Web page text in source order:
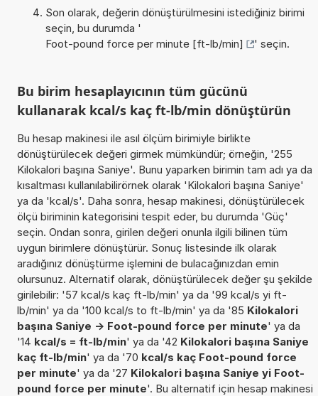
Son olarak, değerin dönüştürülmesini istediğiniz birimi
seçin, bu durumda '
Foot-pound force per minute [ft-lb/min]
' seçin.
Bu birim hesaplayıcının tüm gücünü
kullanarak kcal/s kaç ft-lb/min dönüştürün
Bu hesap makinesi ile asıl ölçüm birimiyle birlikte
dönüştürülecek değeri girmek mümkündür; örneğin, '255
Kilokalori başına Saniye'. Bunu yaparken birimin tam adı ya da
kısaltması kullanılabilirörnek olarak 'Kilokalori başına Saniye'
ya da 'kcal/s'. Daha sonra, hesap makinesi, dönüştürülecek
ölçü biriminin kategorisini tespit eder, bu durumda 'Güç'
seçin. Ondan sonra, girilen değeri onunla ilgili bilinen tüm
uygun birimlere dönüştürür. Sonuç listesinde ilk olarak
aradığınız dönüştürme işlemini de bulacağınızdan emin
olursunuz. Alternatif olarak, dönüştürülecek değer şu şekilde
girilebilir: '57 kcal/s kaç ft-lb/min' ya da '99 kcal/s yi ft-
lb/min' ya da '100 kcal/s to ft-lb/min' ya da '85 Kilokalori
başına Saniye -> Foot-pound force per minute' ya da
'14 kcal/s = ft-lb/min' ya da '42 Kilokalori başına Saniye
kaç ft-lb/min' ya da '70 kcal/s kaç Foot-pound force
per minute' ya da '27 Kilokalori başına Saniye yi Foot-
pound force per minute'. Bu alternatif için hesap makinesi